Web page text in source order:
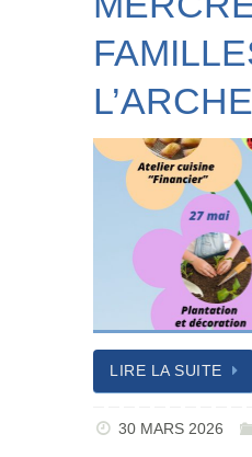
LIRE LA SUITE
30 MARS 2026